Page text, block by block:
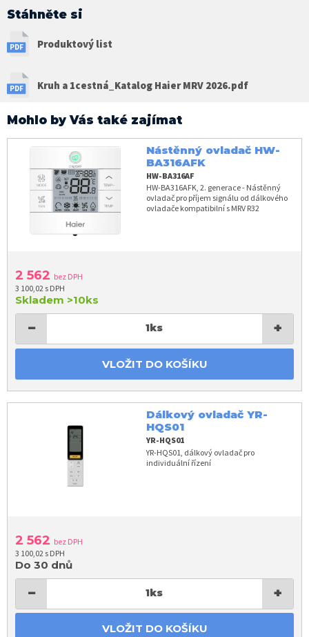
Stáhněte si
Produktový list
Kruh a 1cestná_Katalog Haier MRV 2026.pdf
Mohlo by Vás také zajímat
Nástěnný ovladač HW-
BA316AFK
HW-BA316AF
HW-BA316AFK, 2. generace - Nástěnný
ovladač pro příjem signálu od dálkového
ovladače kompatibilní s MRV R32
2 562 bez DPH
3 100,02 s DPH
Skladem >10ks
− 1ks +
VLOŽIT DO KOŠÍKU
Dálkový ovladač YR-
HQS01
YR-HQS01
YR-HQS01, dálkový ovladač pro
individuální řízení
2 562 bez DPH
3 100,02 s DPH
Do 30 dnů
− 1ks +
VLOŽIT DO KOŠÍKU